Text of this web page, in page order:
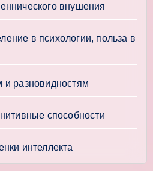
внушения
в психологии, польза в
и разновидностям
способности
интеллекта